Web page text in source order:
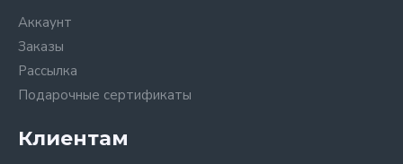
Аккаунт
Заказы
Рассылка
Подарочные сертификаты
Клиентам